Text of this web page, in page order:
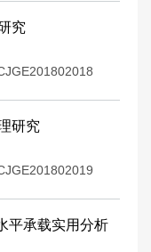
究
研究
平承载实用分析